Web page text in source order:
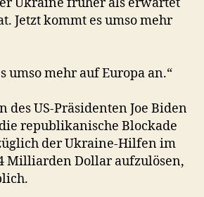
Jetzt kommt es umso mehr
umso mehr auf Europa an.“
des US-Präsidenten Joe Biden
republikanische Blockade
der Ukraine-Hilfen im
Milliarden Dollar aufzulösen,